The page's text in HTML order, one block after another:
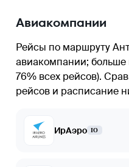
Авиакомпании
Рейсы по маршруту
авиакомпании; больше
76% всех рейсов).
рейсов и расписание
ИрАэро IO